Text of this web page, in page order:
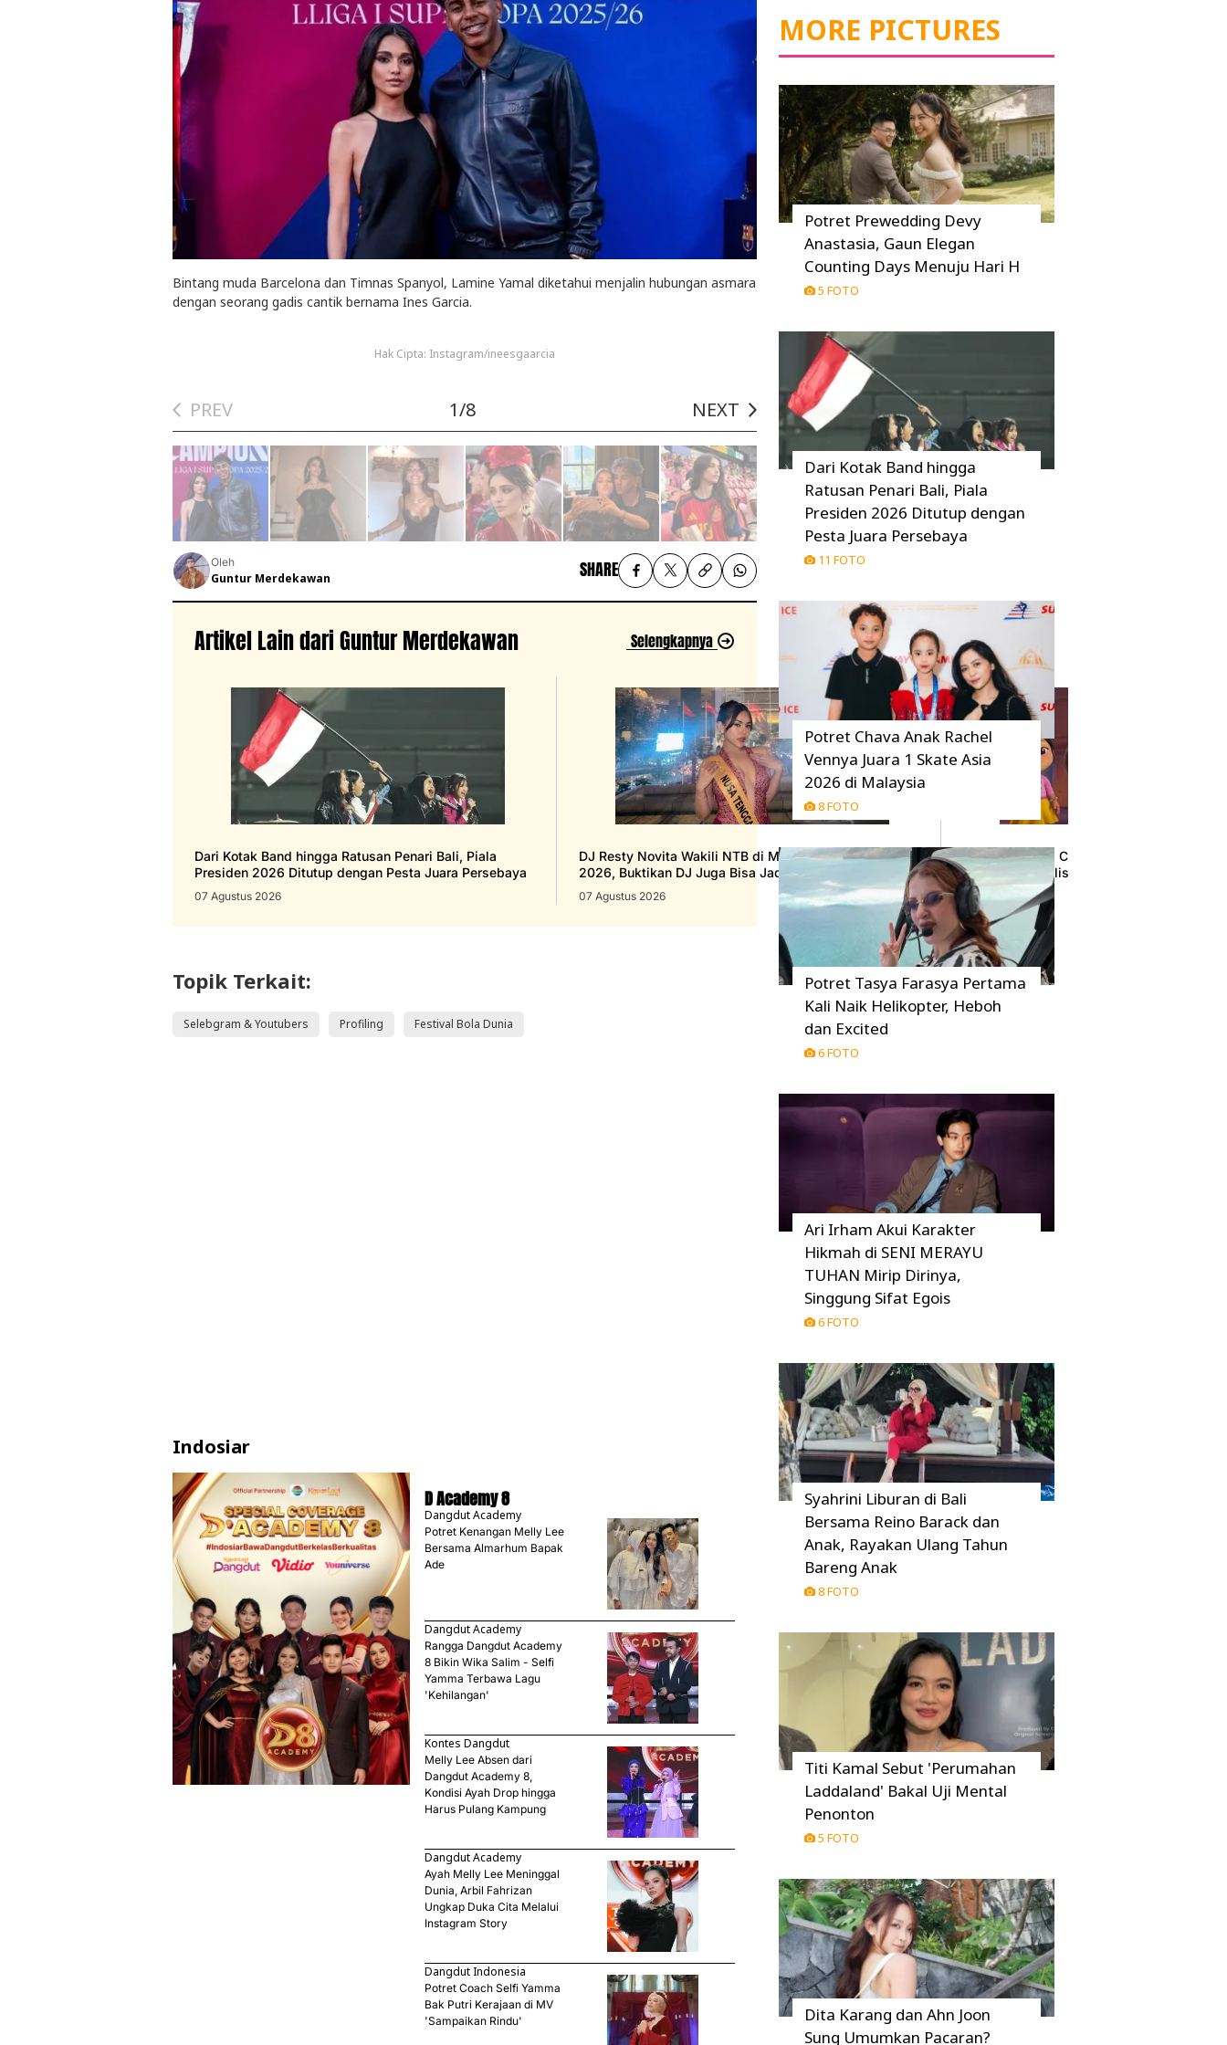
Bintang muda Barcelona dan Timnas Spanyol, Lamine Yamal diketahui menjalin hubungan asmara
dengan seorang gadis cantik bernama Ines Garcia.
Hak Cipta: Instagram/ineesgaarcia
PREV 1/8 NEXT
Oleh
Guntur Merdekawan SHARE
Artikel Lain dari Guntur Merdekawan Selengkapnya
Dari Kotak Band hingga Ratusan Penari Bali, Piala
Presiden 2026 Ditutup dengan Pesta Juara Persebaya
07 Agustus 2026
DJ Resty Novita Wakili NTB di Miss Grand Indonesia
2026, Buktikan DJ Juga Bisa Jadi Ratu Pageant
07 Agustus 2026
Trailer Perdana CoComelon: The Movie,
dan Tanggal Rilisnya!
07 Agustus 2026
Topik Terkait:
Selebgram & Youtubers Profiling Festival Bola Dunia
Indosiar
D Academy 8
Dangdut Academy
Potret Kenangan Melly Lee
Bersama Almarhum Bapak
Ade
Dangdut Academy
Rangga Dangdut Academy
8 Bikin Wika Salim - Selfi
Yamma Terbawa Lagu
'Kehilangan'
Kontes Dangdut
Melly Lee Absen dari
Dangdut Academy 8,
Kondisi Ayah Drop hingga
Harus Pulang Kampung
Dangdut Academy
Ayah Melly Lee Meninggal
Dunia, Arbil Fahrizan
Ungkap Duka Cita Melalui
Instagram Story
Dangdut Indonesia
Potret Coach Selfi Yamma
Bak Putri Kerajaan di MV
'Sampaikan Rindu'
MORE PICTURES
Potret Prewedding Devy
Anastasia, Gaun Elegan
Counting Days Menuju Hari H
5 FOTO
Dari Kotak Band hingga
Ratusan Penari Bali, Piala
Presiden 2026 Ditutup dengan
Pesta Juara Persebaya
11 FOTO
Potret Chava Anak Rachel
Vennya Juara 1 Skate Asia
2026 di Malaysia
8 FOTO
Potret Tasya Farasya Pertama
Kali Naik Helikopter, Heboh
dan Excited
6 FOTO
Ari Irham Akui Karakter
Hikmah di SENI MERAYU
TUHAN Mirip Dirinya,
Singgung Sifat Egois
6 FOTO
Syahrini Liburan di Bali
Bersama Reino Barack dan
Anak, Rayakan Ulang Tahun
Bareng Anak
8 FOTO
Titi Kamal Sebut 'Perumahan
Laddaland' Bakal Uji Mental
Penonton
5 FOTO
Dita Karang dan Ahn Joon
Sung Umumkan Pacaran?